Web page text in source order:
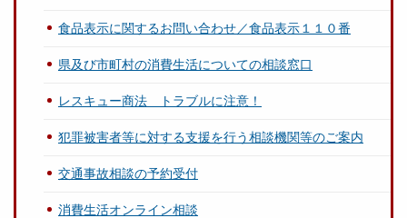
食品表示に関するお問い合わせ／食品表示１１０番
県及び市町村の消費生活についての相談窓口
レスキュー商法 トラブルに注意！
犯罪被害者等に対する支援を行う相談機関等のご案内
交通事故相談の予約受付
消費生活オンライン相談